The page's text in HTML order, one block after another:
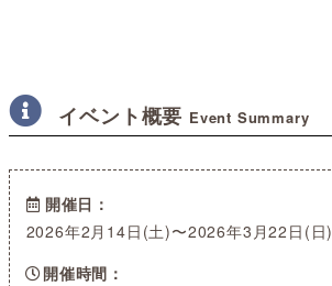
イベント概要 Event Summary
開催日
2026年2月14日(土)〜2026年3月22日(日)
開催時間